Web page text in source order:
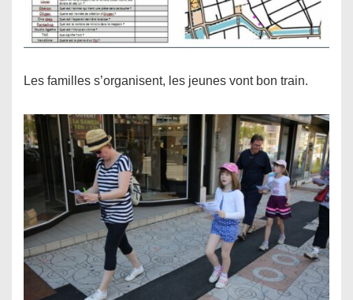
Les familles s’organisent, les jeunes vont bon train.